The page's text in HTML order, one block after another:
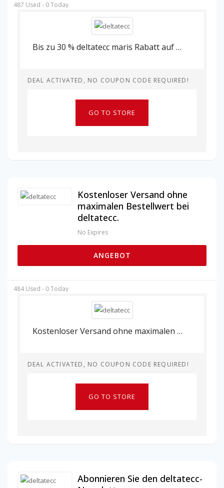
487 Used - 0 Today
Bis zu 30 % deltatecc maris Rabatt auf ausgewählte Artikel.
DEAL ACTIVATED, NO COUPON CODE REQUIRED!
GO TO STORE
Kostenloser Versand ohne
maximalen Bestellwert bei
deltatecc.
No Expires
ANGEBOT
484 Used - 0 Today
Kostenloser Versand ohne maximalen Bestellwert bei deltatecc.
DEAL ACTIVATED, NO COUPON CODE REQUIRED!
GO TO STORE
Abonnieren Sie den deltatecc-